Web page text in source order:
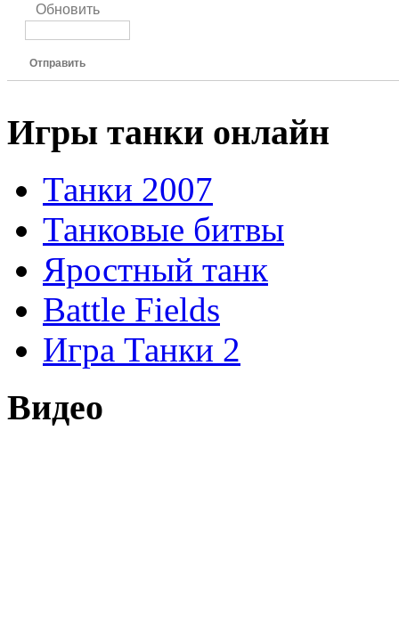
Обновить
Отправить
Игры танки онлайн
Танки 2007
Танковые битвы
Яростный танк
Battle Fields
Игра Танки 2
Видео